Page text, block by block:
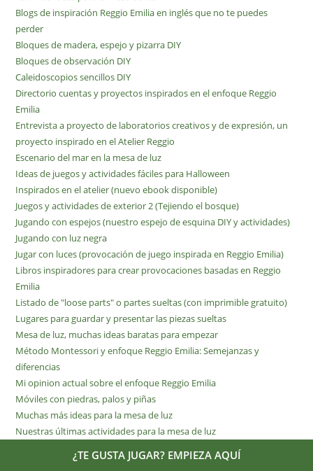
Blogs de inspiración Reggio Emilia en inglés que no te puedes
perder
Bloques de madera, espejo y pizarra DIY
Bloques de observación DIY
Caleidoscopios sencillos DIY
Directorio cuentas y proyectos inspirados en el enfoque Reggio
Emilia
Entrevista a proyecto de laboratorios creativos y de expresión, un
proyecto inspirado en el Atelier Reggio
Escenario del mar en la mesa de luz
Ideas de juegos y actividades fáciles para Halloween
Inspirados en el atelier (nuevo ebook disponible)
Juegos y actividades de exterior 2 (Tejiendo el bosque)
Jugando con espejos (nuestro espejo de esquina DIY y actividades)
Jugando con luz negra
Jugar con luces (provocación de juego inspirada en Reggio Emilia)
Libros inspiradores para crear provocaciones basadas en Reggio
Emilia
Listado de "loose parts" o partes sueltas (con imprimible gratuito)
Lugares para guardar y presentar las piezas sueltas
Mesa de luz, muchas ideas baratas para empezar
Método Montessori y enfoque Reggio Emilia: Semejanzas y
diferencias
Mi opinion actual sobre el enfoque Reggio Emilia
Móviles con piedras, palos y piñas
Muchas más ideas para la mesa de luz
Nuestras últimas actividades para la mesa de luz
Pared de agua interior DIY
¿TE GUSTA JUGAR? EMPIEZA AQUÍ